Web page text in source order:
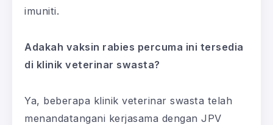
imuniti.
Adakah vaksin rabies percuma ini tersedia
di klinik veterinar swasta?
Ya, beberapa klinik veterinar swasta telah
menandatangani kerjasama dengan JPV